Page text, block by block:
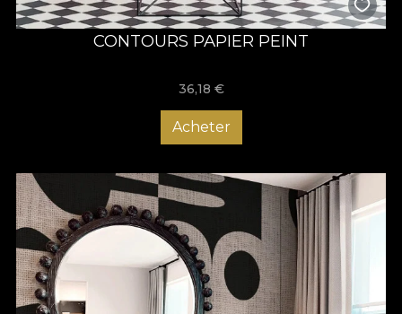
CONTOURS PAPIER PEINT
36,18 €
Acheter